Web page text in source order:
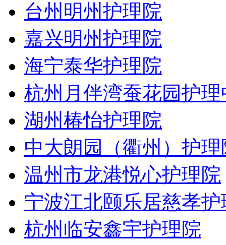
台州明州护理院
嘉兴明州护理院
海宁泰华护理院
杭州月伴湾蚕花园护理
湖州椿怡护理院
中大朗园（衢州）护理
温州市龙港悦心护理院
宁波江北颐乐居慈孝护
杭州临安鑫宇护理院